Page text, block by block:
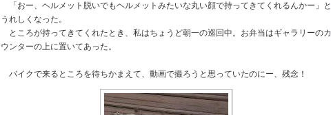
「おー、ヘルメット脱いでもヘルメットみたいな丸い顔で持ってきてくれるんかー」と
うれしくなった。
ところが持ってきてくれたとき、私はちょうど朝一の巡回中。お弁当はギャラリーのカ
ウンターの上に置いてあった。
バイクで来るところを待ちかまえて、動画で撮ろうと思っていたのにー、残念！